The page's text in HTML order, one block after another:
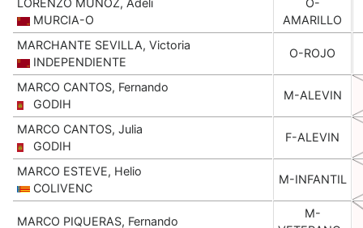
LORENZO MUÑOZ, Adeli
MURCIA-O
O-
AMARILLO
MARCHANTE SEVILLA, Victoria
INDEPENDIENTE
O-ROJO
MARCO CANTOS, Fernando
GODIH
M-ALEVIN
MARCO CANTOS, Julia
GODIH
F-ALEVIN
MARCO ESTEVE, Helio
COLIVENC
M-INFANTIL
MARCO PIQUERAS, Fernando
M-